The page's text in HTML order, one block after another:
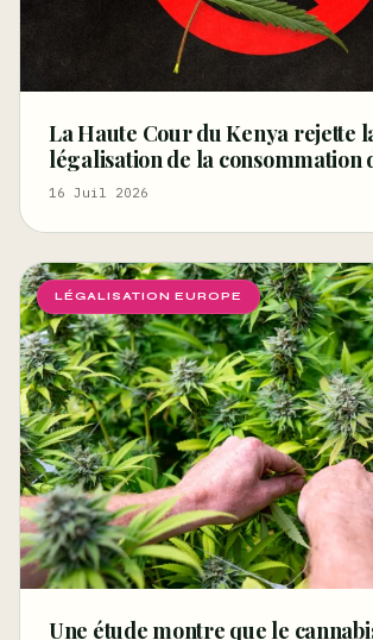
La Haute Cour du Kenya rejette
légalisation de la consommation
16 Juil 2026
LÉGALISATION EUROPE
Une étude montre que le